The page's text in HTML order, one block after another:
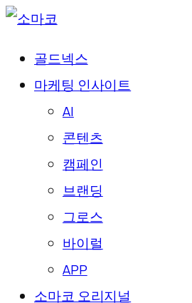
골드넥스
마케팅 인사이트
AI
콘텐츠
캠페인
브랜딩
그로스
바이럴
APP
소마코 오리지널